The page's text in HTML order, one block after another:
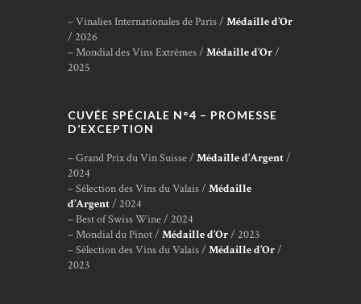
– Vinalies Internationales de Paris / Médaille d’Or
/ 2026
– Mondial des Vins Extrêmes / Médaille d’Or/
2025
CUVÉE SPÉCIALE N°4 – PROMESSE
D’EXCEPTION
– Grand Prix du Vin Suisse / Médaille d’Argent/
2024
– Sélection des Vins du Valais / Médaille
d’Argent/ 2024
– Best of Swiss Wine / 2024
– Mondial du Pinot / Médaille d’Or/ 2023
– Sélection des Vins du Valais / Médaille d’Or/
2023